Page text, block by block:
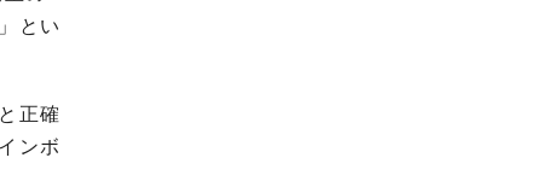
とい
正確
ンボ